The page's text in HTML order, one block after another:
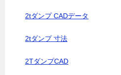
2tダンプ CADデータ
2tダンプ 寸法
2TダンプCAD